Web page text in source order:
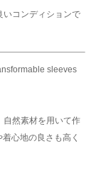
いコンディションで
sleeves
自然素材を用いて作
心地の良さも高く